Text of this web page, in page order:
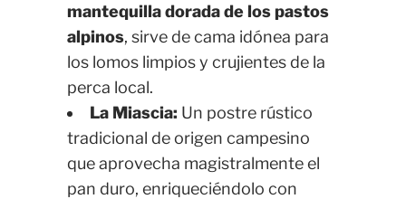
mantequilla dorada de los pastos
alpinos, sirve de cama idónea para
los lomos limpios y crujientes de la
perca local.
La Miascia: Un postre rústico
tradicional de origen campesino
que aprovecha magistralmente el
pan duro, enriqueciéndolo con